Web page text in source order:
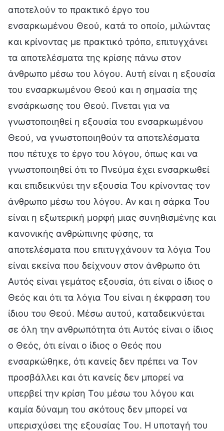
αποτελούν το πρακτικό έργο του
ενσαρκωμένου Θεού, κατά το οποίο, μιλώντας
και κρίνοντας με πρακτικό τρόπο, επιτυγχάνει
τα αποτελέσματα της κρίσης πάνω στον
άνθρωπο μέσω του λόγου. Αυτή είναι η εξουσία
του ενσαρκωμένου Θεού και η σημασία της
ενσάρκωσης του Θεού. Γίνεται για να
γνωστοποιηθεί η εξουσία του ενσαρκωμένου
Θεού, να γνωστοποιηθούν τα αποτελέσματα
που πέτυχε το έργο του λόγου, όπως και να
γνωστοποιηθεί ότι το Πνεύμα έχει ενσαρκωθεί
και επιδεικνύει την εξουσία Του κρίνοντας τον
άνθρωπο μέσω του λόγου. Αν και η σάρκα Του
είναι η εξωτερική μορφή μιας συνηθισμένης και
κανονικής ανθρώπινης φύσης, τα
αποτελέσματα που επιτυγχάνουν τα λόγια Του
είναι εκείνα που δείχνουν στον άνθρωπο ότι
Αυτός είναι γεμάτος εξουσία, ότι είναι ο ίδιος ο
Θεός και ότι τα λόγια Του είναι η έκφραση του
ίδιου του Θεού. Μέσω αυτού, καταδεικνύεται
σε όλη την ανθρωπότητα ότι Αυτός είναι ο ίδιος
ο Θεός, ότι είναι ο ίδιος ο Θεός που
ενσαρκώθηκε, ότι κανείς δεν πρέπει να Τον
προσβάλλει και ότι κανείς δεν μπορεί να
υπερβεί την κρίση Του μέσω του λόγου και
καμία δύναμη του σκότους δεν μπορεί να
υπερισχύσει της εξουσίας Του. Η υποταγή του